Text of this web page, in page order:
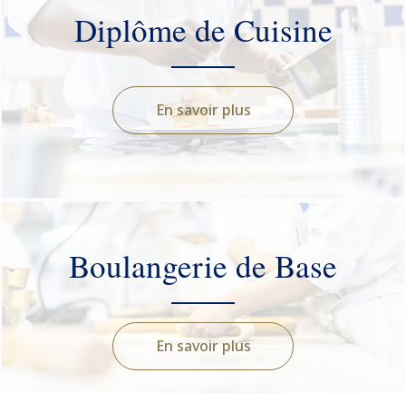
Diplôme de Cuisine
En savoir plus
Boulangerie de Base
En savoir plus